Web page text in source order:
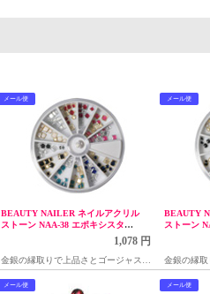
メール便
BEAUTY NAILER ネイルアクリル
ストーン NAA-38 エポキシスタッ
1,078 円
金銀の縁取りで上品さとゴージャスさ
を演出、スクエア型12種120粒入り
メール便
BEAUTY
ストーン
金銀の縁取
を演出、ラ
メール便 メール便